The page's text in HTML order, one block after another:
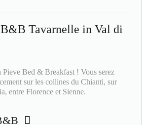
Tavarnelle in Val di
Bed & Breakfast ! Vous serez
sur les collines du Chianti, sur
entre Florence et Sienne.